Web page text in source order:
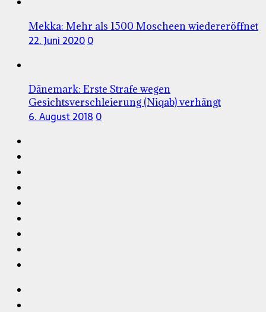
Mekka: Mehr als 1500 Moscheen wiedereröffnet
22. Juni 20200
Dänemark: Erste Strafe wegen
Gesichtsverschleierung (Niqab) verhängt
6. August 2018 0